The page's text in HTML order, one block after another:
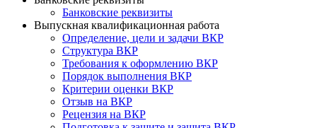
Банковские реквизиты
Выпускная квалификационная работа
Определение, цели и задачи ВКР
Структура ВКР
Требования к оформлению ВКР
Порядок выполнения ВКР
Критерии оценки ВКР
Отзыв на ВКР
Рецензия на ВКР